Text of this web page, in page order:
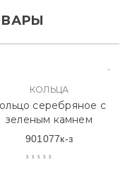
КОЛЬЦА
серебряное с
зеленым камнем
901077к-з